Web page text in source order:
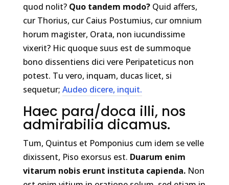
quod nolit? Quo tandem modo?Quid affers,
cur Thorius, cur Caius Postumius, cur omnium
horum magister, Orata, non iucundissime
vixerit? Hic quoque suus est de summoque
bono dissentiens dici vere Peripateticus non
potest. Tu vero, inquam, ducas licet, si
sequetur; Audeo dicere, inquit.
Haec para/doca illi, nos
admirabilia dicamus.
Tum, Quintus et Pomponius cum idem se velle
dixissent, Piso exorsus est. Duarum enim
vitarum nobis erunt instituta capienda.Non